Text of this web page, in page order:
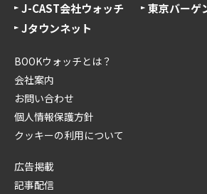
J-CAST会社ウォッチ
東京バーゲ
Jタウンネット
BOOKウォッチとは？
会社案内
お問い合わせ
個人情報保護方針
クッキーの利用について
広告掲載
記事配信